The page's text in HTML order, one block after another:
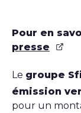
Pour en
presse
Le groupe
émission
pour un